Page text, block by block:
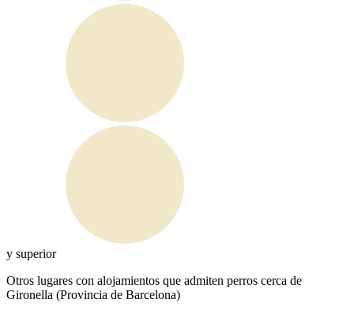
y superior
Otros lugares con alojamientos que admiten perros cerca de
Gironella (Provincia de Barcelona)